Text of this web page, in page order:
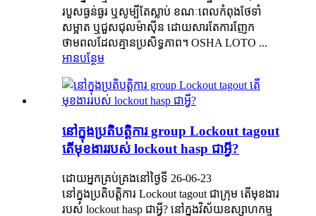
របួសធ្ងន់ធ្ងរ ឬសូម្បីតែស្លាប់ ខណៈពេលកំពុងថែទាំ
សម្អាត ឬជួសជុលម៉ាស៊ីន ដោយសារតែការញែក
ថាមពលដែលគ្មានប្រសិទ្ធភាព។ OSHA LOTO ...
អានបន្ថែម
នៅក្នុងប្រតិបត្តិការ group Lockout tagout
តើមុខងាររបស់ lockout hasp ជាអ្វី?
ដោយអ្នកគ្រប់គ្រងនៅថ្ងៃទី 26-06-23
នៅក្នុងប្រតិបត្តិការ Lockout tagout ជាក្រុម តើមុខងារ
របស់ lockout hasp ជាអ្វី? នៅក្នុងវិស័យឧស្សាហកម្ម